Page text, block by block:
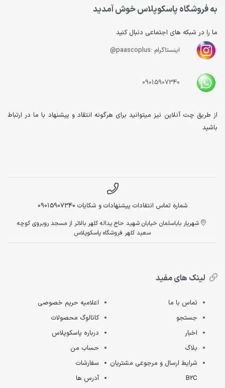
به فروشگاه پاسکوپلاس خوش آمدید
ما را در شبکه های اجتماعی دنبال کنید
اینستاگرام :paascoplus@
09015907340
از طریق چت آنلاین نیز میتوانید برای هرگونه انتقاد و پیشنهاد با ما در ارتباط
باشید
شماره تماس انتقادات پیشنهادات و شکایات 09015907340
شهریار باباسلمان خیابان شهید حاج یداله کلهر بالاتر از مسجد روبروی کوچه
سعید کلهر فروشگاه پاسکوپلاس
لینک های مفید
تماس با ما
جستجو
اخبار
بلاگ
شرایط ارسال و مرجوعی مشتریان
B2C
اعلامیه حریم خصوصی
کاتالوگ محصولات
درباره پاسکوپلاس
حساب من
سفارشات
آدرس ها